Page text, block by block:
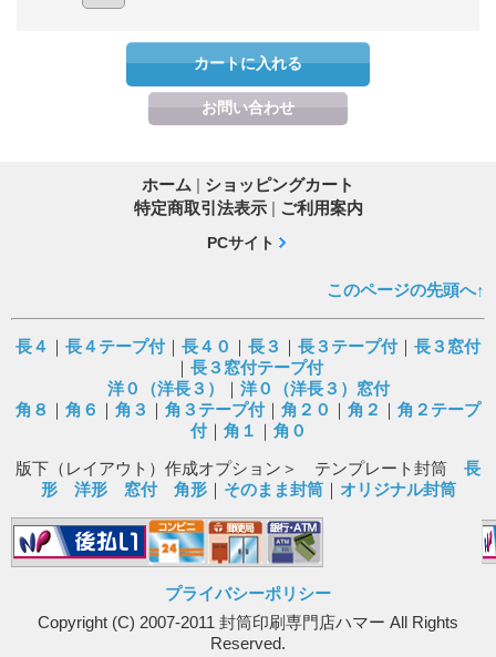
ホーム | ショッピングカート
特定商取引法表示 | ご利用案内
PCサイト
このページの先頭へ↑
長４ ｜ 長４テープ付｜ 長４０ ｜ 長３ ｜ 長３テープ付｜ 長３窓付
｜ 長３窓付テープ付
洋０（洋長３）
｜ 洋０（洋長３）窓付
角８ ｜ 角６ ｜ 角３ ｜ 角３テープ付｜ 角２０ ｜ 角２ ｜ 角２テープ
付｜ 角１ ｜ 角０
版下（レイアウト）作成オプション＞ テンプレート封筒 長
形
洋形 窓付 角形｜ そのまま封筒｜ オリジナル封筒
プライバシーポリシー
Copyright (C) 2007-2011 封筒印刷専門店ハマー All Rights
Reserved.